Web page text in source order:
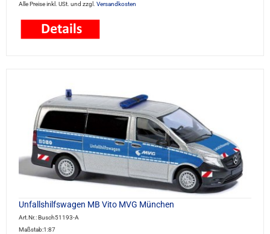
Alle Preise inkl. USt. und zzgl. Versandkosten
Unfallshilfswagen MB Vito MVG München
Art.Nr.: Busch51193-A
Maßstab:1:87